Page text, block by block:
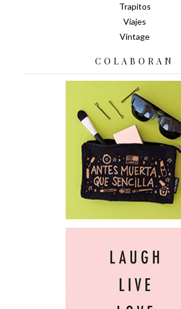
Trapitos
Viajes
Vintage
COLABORAN